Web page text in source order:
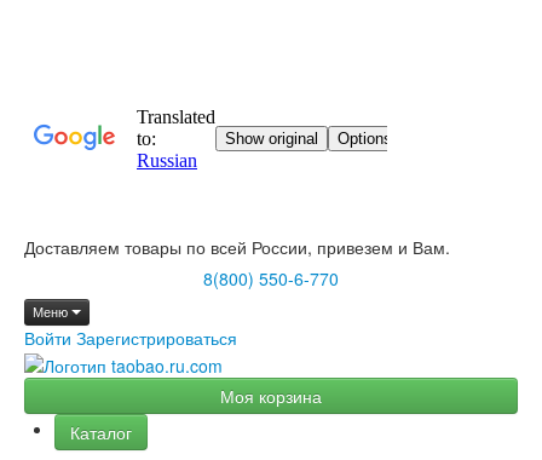
Доставляем товары по всей России, привезем и Вам.
8(800) 550-6-770
Меню
Войти Зарегистрироваться
Моя корзина
Каталог